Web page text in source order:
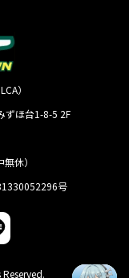
）
ずほ台1-8-5 2F
休）
号